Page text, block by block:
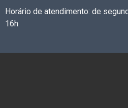
Horário de atendimento: de
16h